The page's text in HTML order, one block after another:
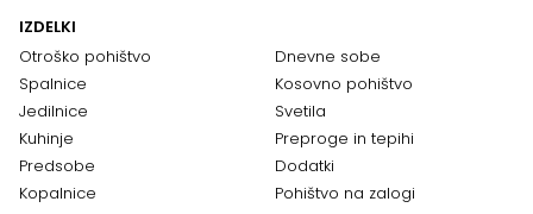
IZDELKI
Otroško pohištvo
Spalnice
Jedilnice
Kuhinje
Predsobe
Kopalnice
Dnevne sobe
Kosovno pohištvo
Svetila
Preproge in tepihi
Dodatki
Pohištvo na zalogi